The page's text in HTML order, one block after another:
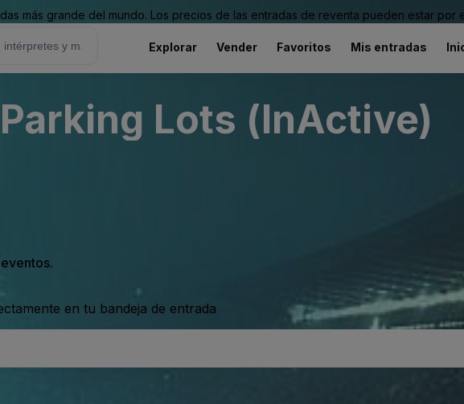
más grande del mundo. Los precios de las entradas de reventa pueden estar por
Explorar Vender Favoritos Mis entradas
Lots (InActive)
en tu bandeja de entrada